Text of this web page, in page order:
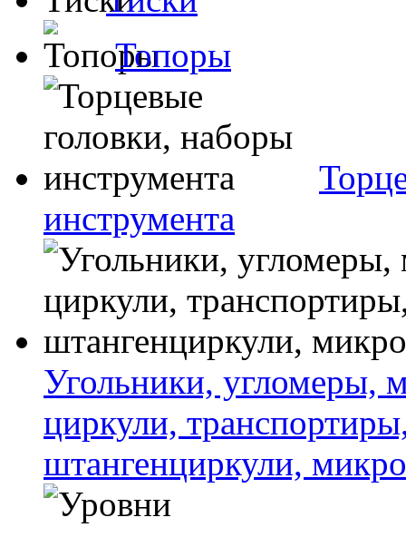
Топоры
инструмента
Угольники, угломеры,
циркули,
штангенциркули,